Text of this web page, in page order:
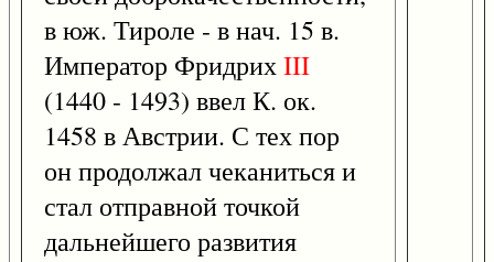
в юж. Тироле - в нач. 15 в.
Император ФридрихIII
(1440 - 1493) ввел К. ок.
1458 в Австрии. С тех пор
он продолжал чеканиться и
стал отправной точкой
дальнейшего развития